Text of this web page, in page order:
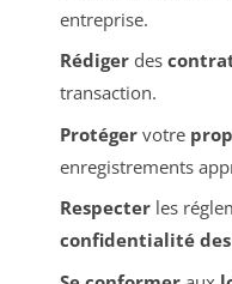
entreprise.
Rédigerdes
transaction.
Protégervotre
enregistrements
Respecterles
confidentialité des